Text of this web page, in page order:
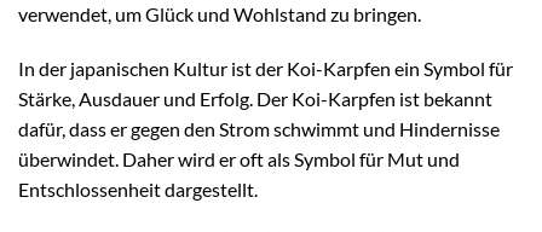
verwendet, um Glück und Wohlstand zu bringen.
In der japanischen Kultur ist der Koi-Karpfen ein Symbol für
Stärke, Ausdauer und Erfolg. Der Koi-Karpfen ist bekannt
dafür, dass er gegen den Strom schwimmt und Hindernisse
überwindet. Daher wird er oft als Symbol für Mut und
Entschlossenheit dargestellt.